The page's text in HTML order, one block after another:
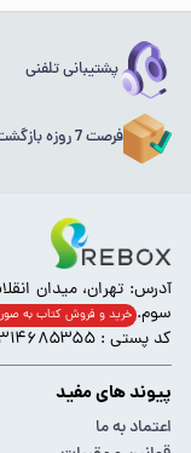
پشتیبانی تلفنی
فرصت 7 روزه بازگشت
سوم. خرید و فروش کتاب به
کد پستی : ۱۳۱۴۶۸۵۳۵۵
پیوند های مفید
اعتماد به ما